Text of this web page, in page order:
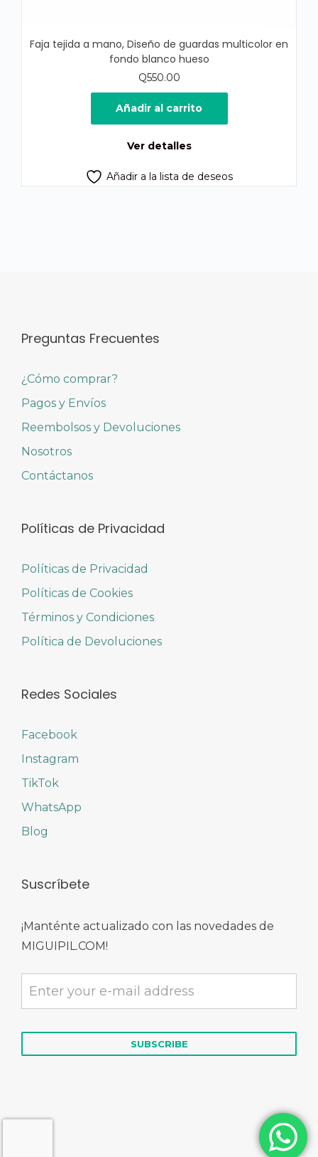
Faja tejida a mano, Diseño de guardas multicolor en
fondo blanco hueso
Q550.00
Añadir al carrito
Ver detalles
Añadir a la lista de deseos
Preguntas Frecuentes
¿Cómo comprar?
Pagos y Envíos
Reembolsos y Devoluciones
Nosotros
Contáctanos
Políticas de Privacidad
Políticas de Privacidad
Políticas de Cookies
Términos y Condiciones
Política de Devoluciones
Redes Sociales
Facebook
Instagram
TikTok
WhatsApp
Blog
Suscríbete
¡Manténte actualizado con las novedades de
MIGUIPIL.COM!